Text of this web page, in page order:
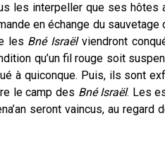
les interpeller que ses hôtes
en échange du sauvetage
les Bné Israëlviendront
qu’un fil rouge soit
à quiconque. Puis, ils sont
le camp des Bné Israël. Les
seront vaincus, au regard